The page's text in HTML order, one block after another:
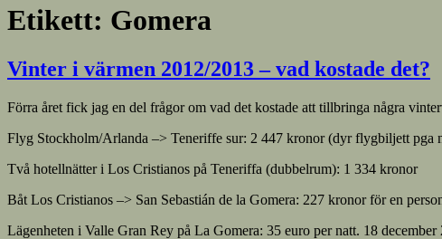
Etikett: Gomera
Vinter i värmen 2012/2013 – vad kostade det?
Förra året fick jag en del frågor om vad det kostade att tillbringa några
Flyg Stockholm/Arlanda –> Teneriffe sur: 2 447 kronor (dyr flygbiljett pga
Två hotellnätter i Los Cristianos på Teneriffa (dubbelrum): 1 334 kronor
Båt Los Cristianos –> San Sebastián de la Gomera: 227 kronor för en
Lägenheten i Valle Gran Rey på La Gomera: 35 euro per natt. 18